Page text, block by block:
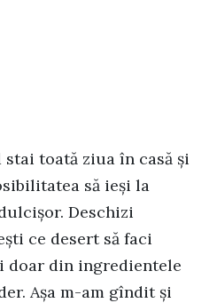
toată ziua în casă și
să ieși la
Deschizi
ce desert să faci
doar din ingredientele
Așa m-am gîndit și